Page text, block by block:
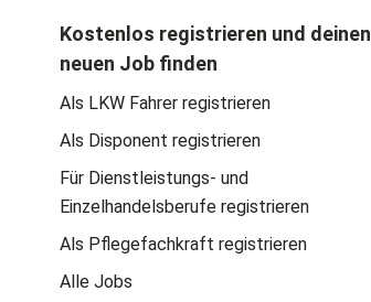
Kostenlos registrieren und deinen
neuen Job finden
Als LKW Fahrer registrieren
Als Disponent registrieren
Für Dienstleistungs- und
Einzelhandelsberufe registrieren
Als Pflegefachkraft registrieren
Alle Jobs